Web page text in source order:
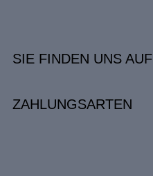
SIE FINDEN UNS AUF
ZAHLUNGSARTEN